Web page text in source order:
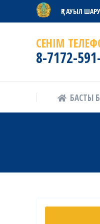
ҚР АУЫЛ
СЕНІМ
8-7172-
БАСТЫ
БАСТЫ